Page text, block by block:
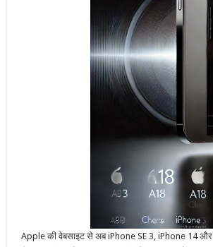
Apple की वेबसाइट से अब iPhone SE 3, iPhone 14 और